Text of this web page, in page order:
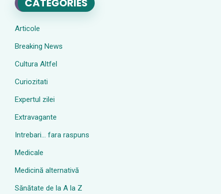
CATEGORIES
Articole
Breaking News
Cultura Altfel
Curiozitati
Expertul zilei
Extravagante
Intrebari… fara raspuns
Medicale
Medicină alternativă
Sănătate de la A la Z